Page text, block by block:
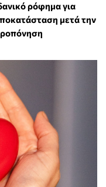
ρόφημα για
μετά την